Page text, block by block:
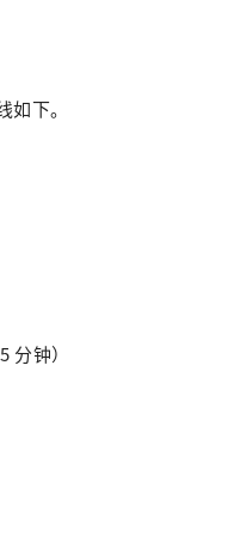
下。
钟）